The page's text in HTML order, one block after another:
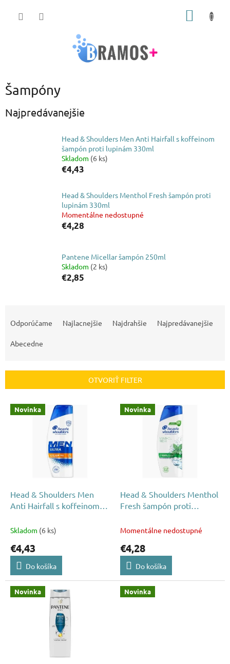
Šampóny
Najpredávanejšie
Head & Shoulders Men Anti Hairfall s koffeinom
šampón proti lupinám 330ml
Skladom (6 ks)
€4,43
Head & Shoulders Menthol Fresh šampón proti
lupinám 330ml
Momentálne nedostupné
€4,28
Pantene Micellar šampón 250ml
Skladom (2 ks)
€2,85
p
o
Odporúčame Najlacnejšie Najdrahšie Najpredávanejšie
Abecedne
OTVORIŤ FILTER
V Novinka
Head & Shoulders Men
Anti Hairfall s koffeinom
330ml
Skladom (6 ks)
€4,43
Do košíka
Novinka
Head & Shoulders Menthol
Fresh šampón proti
Momentálne nedostupné
€4,28
Do košíka
Novinka Novinka